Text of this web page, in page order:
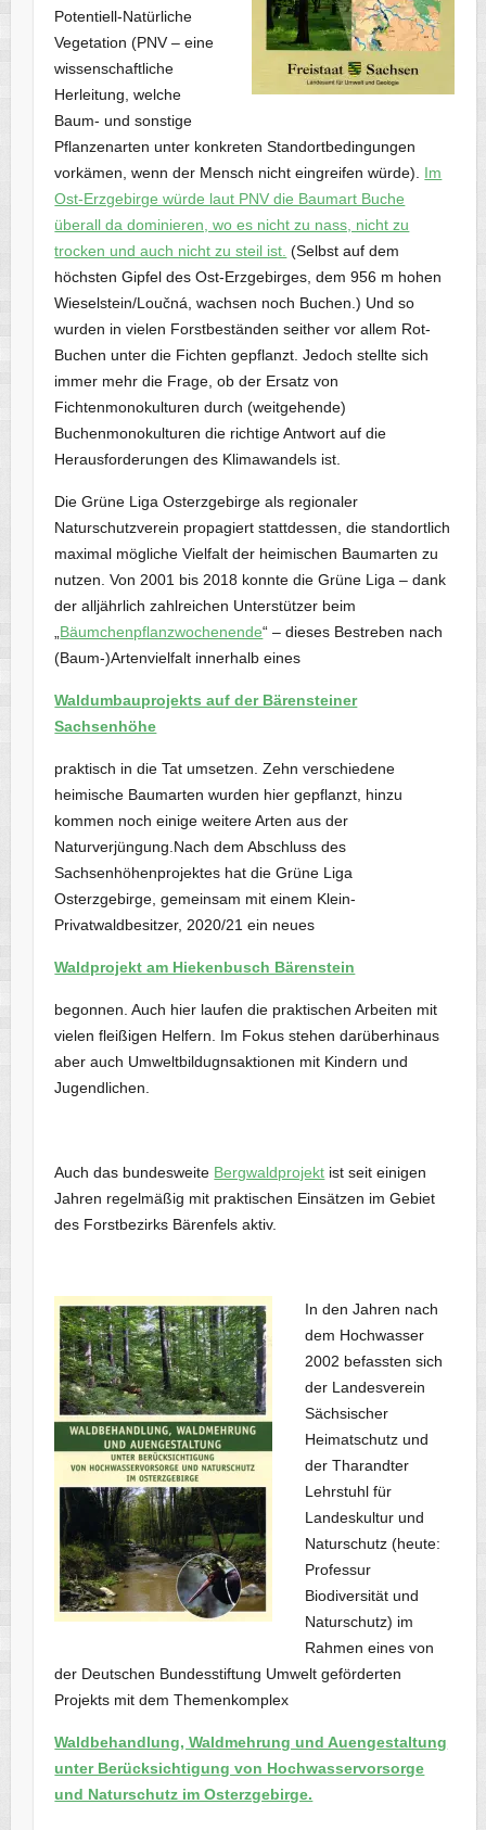
Potentiell-Natürliche
Vegetation (PNV – eine
wissenschaftliche
Herleitung, welche
Baum- und sonstige
Pflanzenarten unter konkreten Standortbedingungen
vorkämen, wenn der Mensch nicht eingreifen würde). Im
Ost-Erzgebirge würde laut PNV die Baumart Buche
überall da dominieren, wo es nicht zu nass, nicht zu
trocken und auch nicht zu steil ist. (Selbst auf dem
höchsten Gipfel des Ost-Erzgebirges, dem 956 m hohen
Wieselstein/Loučná, wachsen noch Buchen.) Und so
wurden in vielen Forstbeständen seither vor allem Rot-
Buchen unter die Fichten gepflanzt. Jedoch stellte sich
immer mehr die Frage, ob der Ersatz von
Fichtenmonokulturen durch (weitgehende)
Buchenmonokulturen die richtige Antwort auf die
Herausforderungen des Klimawandels ist.
Die Grüne Liga Osterzgebirge als regionaler
Naturschutzverein propagiert stattdessen, die standortlich
maximal mögliche Vielfalt der heimischen Baumarten zu
nutzen. Von 2001 bis 2018 konnte die Grüne Liga – dank
der alljährlich zahlreichen Unterstützer beim
Bäumchenpflanzwochenende“ – dieses Bestreben nach
(Baum-)Artenvielfalt innerhalb eines
Waldumbauprojekts auf der Bärensteiner
Sachsenhöhe
praktisch in die Tat umsetzen. Zehn verschiedene
heimische Baumarten wurden hier gepflanzt, hinzu
kommen noch einige weitere Arten aus der
Naturverjüngung.Nach dem Abschluss des
Sachsenhöhenprojektes hat die Grüne Liga
Osterzgebirge, gemeinsam mit einem Klein-
Privatwaldbesitzer, 2020/21 ein neues
Waldprojekt am Hiekenbusch Bärenstein
begonnen. Auch hier laufen die praktischen Arbeiten mit
vielen fleißigen Helfern. Im Fokus stehen darüberhinaus
aber auch Umweltbildugnsaktionen mit Kindern und
Jugendlichen.
Auch das bundesweite Bergwaldprojekt ist seit einigen
Jahren regelmäßig mit praktischen Einsätzen im Gebiet
des Forstbezirks Bärenfels aktiv.
In den Jahren nach
dem Hochwasser
2002 befassten sich
der Landesverein
Sächsischer
Heimatschutz und
der Tharandter
Lehrstuhl für
Landeskultur und
Naturschutz (heute:
Professur
Biodiversität und
Naturschutz) im
Rahmen eines von
der Deutschen Bundesstiftung Umwelt geförderten
Projekts mit dem Themenkomplex
Waldbehandlung, Waldmehrung und Auengestaltung
unter Berücksichtigung von Hochwasservorsorge
und Naturschutz im Osterzgebirge.